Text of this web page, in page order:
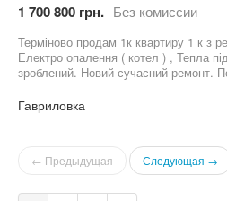
1 700 800 грн. Без комиссии
Терміново продам 1к квартиру 1 к з
Електро опалення ( котел ) , Тепла
зроблений. Новий сучасний ремонт.
Гавриловка
← Предыдущая Следующая →